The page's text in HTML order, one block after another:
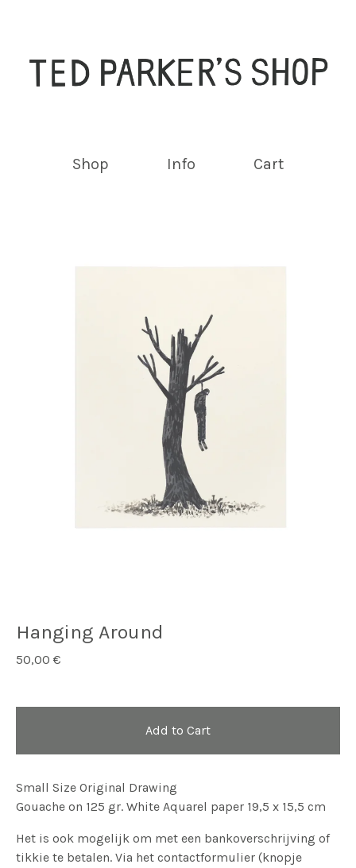
Shop Info Cart
Hanging Around
50,00 €
Add to Cart
Small Size Original Drawing
Gouache on 125 gr. White Aquarel paper 19,5 x 15,5 cm
Het is ook mogelijk om met een bankoverschrijving of
tikkie te betalen. Via het contactformulier (knopje